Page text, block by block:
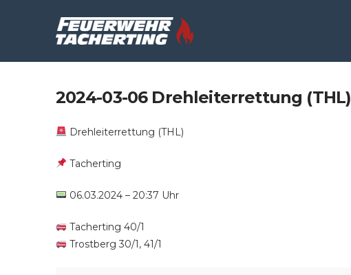
2024-03-06 Drehleiterrettung (THL)
Drehleiterrettung (THL)
Tacherting
06.03.2024 – 20:37 Uhr
Tacherting 40/1
Trostberg 30/1, 41/1